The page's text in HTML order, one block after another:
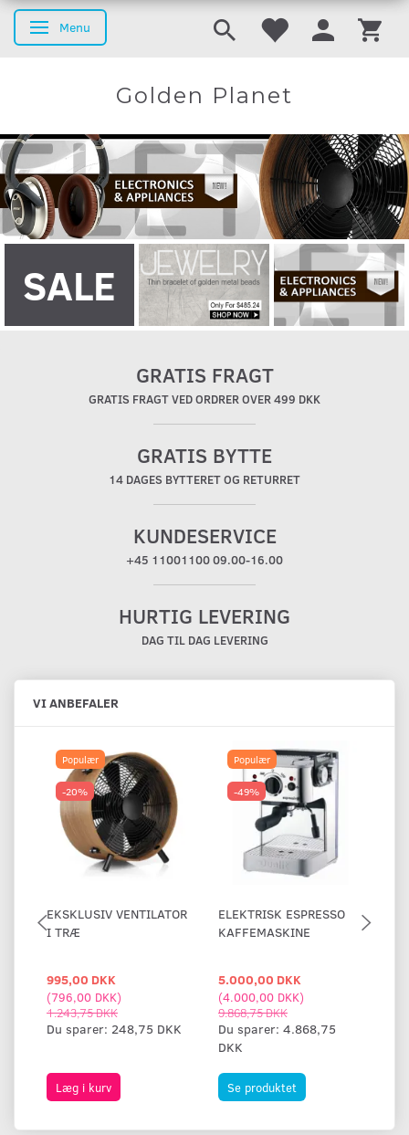
Skifte navigation
Menu
Golden Planet
SALE
GRATIS FRAGT
GRATIS FRAGT VED ORDRER OVER 499 DKK
GRATIS BYTTE
14 DAGES BYTTERET OG RETURRET
KUNDESERVICE
+45 11001100 09.00-16.00
HURTIG LEVERING
DAG TIL DAG LEVERING
VI ANBEFALER
Populær
-20%
EKSKLUSIV VENTILATOR
I TRÆ
995,00 DKK
(796,00 DKK)
1.243,75 DKK
Du sparer: 248,75 DKK
Læg i kurv
Populær
-49%
ELEKTRISK ESPRESSO
KAFFEMASKINE
5.000,00 DKK
(4.000,00 DKK)
9.868,75 DKK
Du sparer: 4.868,75
DKK
Se produktet